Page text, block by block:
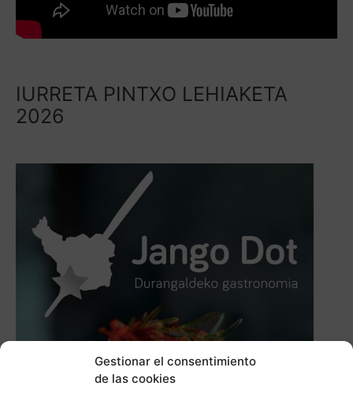
Gestionar el consentimiento
de las cookies
IURRETA PINTXO LEHIAKETA
2026